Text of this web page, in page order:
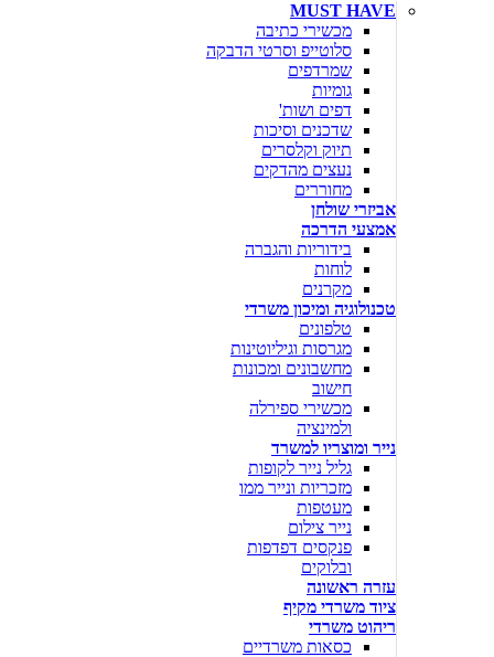
MUST HAVE
מכשירי כתיבה
סלוטייפ וסרטי הדבקה
שמרדפים
גומיות
דפים ושות'
שדכנים וסיכות
תיוק וקלסרים
נעצים מהדקים
מחוררים
אביזרי שולחן
אמצעי הדרכה
בידוריות והגברה
לוחות
מקרנים
טכנולוגיה ומיכון משרדי
טלפונים
מגרסות וגיליוטינות
מחשבונים ומכונות
חישוב
מכשירי ספירלה
ולמינציה
נייר ומוצריו למשרד
גליל נייר לקופות
מזכריות ונייר ממו
מעטפות
נייר צילום
פנקסים דפדפות
ובלוקים
עזרה ראשונה
ציוד משרדי מקיף
ריהוט משרדי
כסאות משרדיים